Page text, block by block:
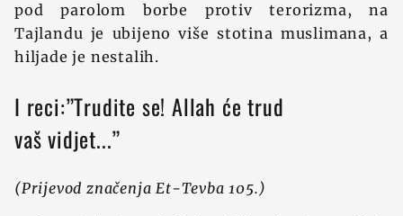
pod parolom borbe protiv terorizma, na
Tajlandu je ubijeno više stotina muslimana, a
hiljade je nestalih.
I reci:”Trudite se! Allah će trud
vaš vidjet...”
(Prijevod značenja Et-Tevba 105.)